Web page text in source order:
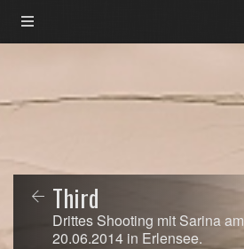
Third
Drittes Shooting mit Sarina am
20.06.2014 in Erlensee.